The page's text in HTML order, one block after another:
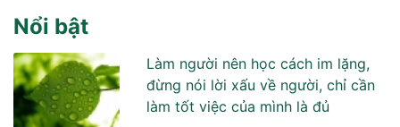
Nổi bật
Làm người nên học cách im lặng,
đừng nói lời xấu về người, chỉ cần
làm tốt việc của mình là đủ